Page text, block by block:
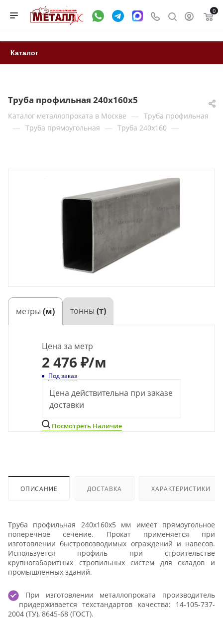
0
Каталог
Труба профильная 240х160x5
Каталог металлопроката в Москве — Труба профильная
— Труба прямоугольная — Труба 240x160 —
метры (м) тонны (т)
Цена за метр
2 476 ₽/м
Под заказ
Цена действительна при заказе
доставки
Посмотреть Наличие
ОПИСАНИЕ ДОСТАВКА ХАРАКТЕРИСТИКИ
Труба профильная 240х160х5 мм имеет прямоугольное
поперечное сечение. Прокат применяется при
изготовлении быстровозводимых ограждений и навесов.
Используется профиль при строительстве
крупногабаритных стропильных систем для складов и
промышленных зданий.
При изготовлении металлопроката производитель
придерживается техстандартов качества: 14-105-737-
2004 (ТУ), 8645-68 (ГОСТ).